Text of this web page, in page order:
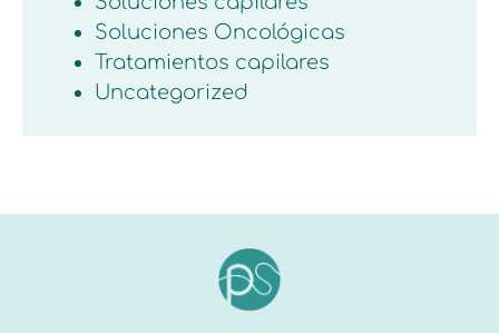
Soluciones Oncológicas
Tratamientos capilares
Uncategorized